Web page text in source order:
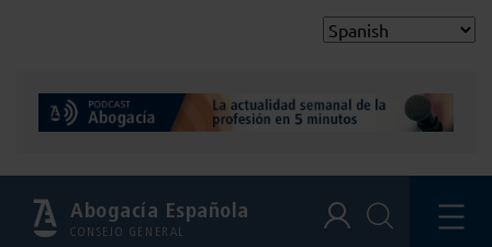
Abogacía Española
CONSEJO GENERAL